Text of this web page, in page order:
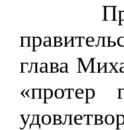
глава
«протер